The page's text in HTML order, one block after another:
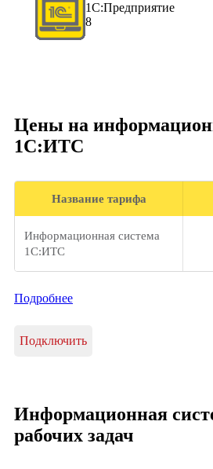
1С:Предприятие
8
Цены на
1С:ИТС
Название тарифа
Информационная система
1С:ИТС
Подробнее
Подключить
Информационная
рабочих задач